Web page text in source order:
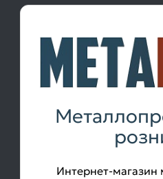
Интернет-магазин